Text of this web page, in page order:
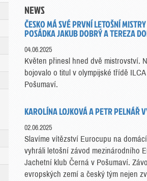
NEWS
ČESKO MÁ SVÉ PRVNÍ LETOŠNÍ
POSÁDKA JAKUB DOBRÝ A TEREZA
04.06.2025
Květen přinesl hned dvě mistrovství.
bojovalo o titul v olympijské třídě
Pošumaví.
KAROLÍNA LOJKOVÁ A PETR PELNÁŘ
02.06.2025
Slavíme vítězství Eurocupu na
vyhráli letošní závod mezinárodního
Jachetní klub Černá v Pošumaví.
evropských zemí a český tým nejen